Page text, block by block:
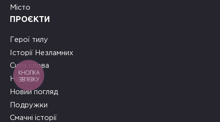
Місто
ПРОЄКТИ
Герої тилу
Історії Незламних
Сила слова
На часі
Новий погляд
Подружки
Смачні історії
КНОПКА
ЗВ'ЯЗКУ